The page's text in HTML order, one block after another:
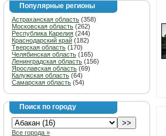
Популярные регионы
Астраханская область (358)
Московская область (262)
Республика Карелия (244)
Краснодарский край (182)
Тверская область (170)
Челябинская область (165)
Ленинградская область (156)
Ярославская область (69)
Калужская область (64)
Самарская область (54)
Поиск по городу
Все города »